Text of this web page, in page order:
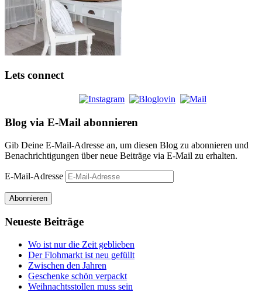
Lets connect
Blog via E-Mail abonnieren
Gib Deine E-Mail-Adresse an, um diesen Blog zu abonnieren und
Benachrichtigungen über neue Beiträge via E-Mail zu erhalten.
E-Mail-Adresse
Abonnieren
Neueste Beiträge
Wo ist nur die Zeit geblieben
Der Flohmarkt ist neu gefüllt
Zwischen den Jahren
Geschenke schön verpackt
Weihnachtsstollen muss sein